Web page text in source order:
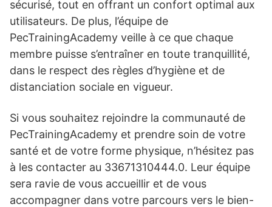
sécurisé, tout en offrant un confort optimal aux
utilisateurs. De plus, l’équipe de
PecTrainingAcademy veille à ce que chaque
membre puisse s’entraîner en toute tranquillité,
dans le respect des règles d’hygiène et de
distanciation sociale en vigueur.
Si vous souhaitez rejoindre la communauté de
PecTrainingAcademy et prendre soin de votre
santé et de votre forme physique, n’hésitez pas
à les contacter au 33671310444.0. Leur équipe
sera ravie de vous accueillir et de vous
accompagner dans votre parcours vers le bien-